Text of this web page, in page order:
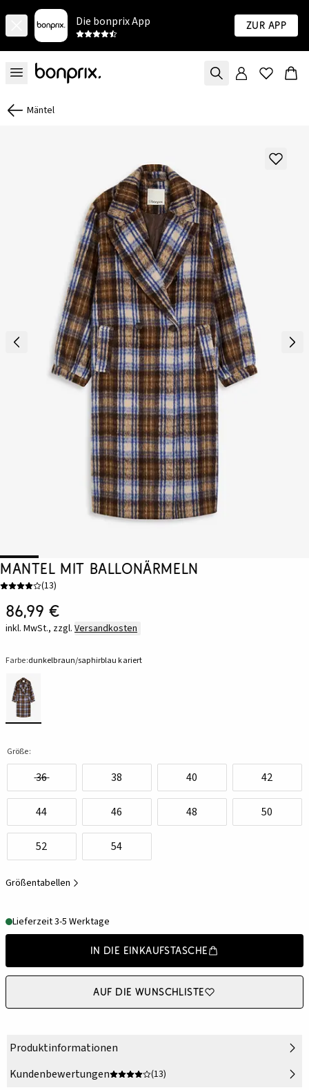
Die bonprix App Zur App
Mäntel
Mantel mit Ballonärmeln
(13)
86,99 €
inkl. MwSt., zzgl. Versandkosten
Farbe:dunkelbraun/saphirblau kariert
Größe:
36 38 40 42
44 46 48 50
52 54
Größentabellen
Lieferzeit 3-5 Werktage
In die Einkaufstasche
Auf die Wunschliste
Produktinformationen
Kundenbewertungen
(13)